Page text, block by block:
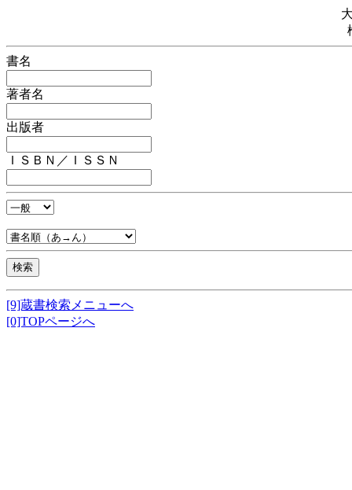
書名
著者名
出版者
ＩＳＢＮ／ＩＳＳＮ
[9]蔵書検索メニューへ
[0]TOPページへ